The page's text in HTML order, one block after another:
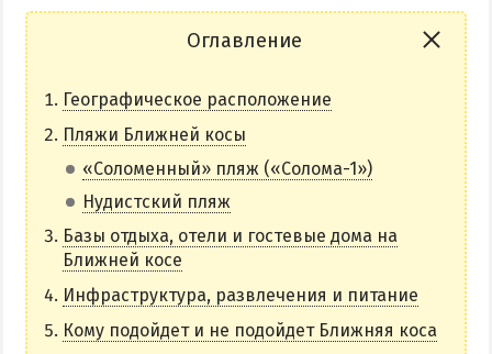
НАГОРНАЯ ЧАСТЬ
ПЕСКИ
СЛОБОДКА
ЦЕНТР
ЧАСТНЫЙ СЕКТОР
АЗОВСКОЕ (ЛУНАЧАРСКОЕ)
НОВОПЕТРОВКА
ЛЕЧЕНИЕ И БАЛЬНЕОТЕРАПИЯ
Оглавление
Географическое расположение
Пляжи Ближней косы
«Соломенный» пляж («Солома-1»)
Нудистский пляж
Базы отдыха, отели и гостевые дома на
Ближней косе
Инфраструктура, развлечения и питание
Кому подойдет и не подойдет Ближняя коса